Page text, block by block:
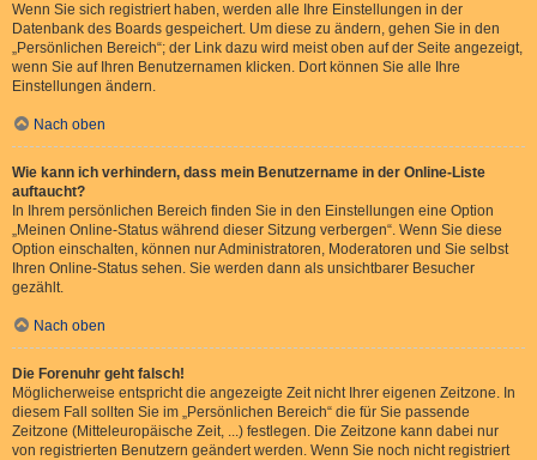
Wenn Sie sich registriert haben, werden alle Ihre Einstellungen in der
Datenbank des Boards gespeichert. Um diese zu ändern, gehen Sie in den
„Persönlichen Bereich“; der Link dazu wird meist oben auf der Seite angezeigt,
wenn Sie auf Ihren Benutzernamen klicken. Dort können Sie alle Ihre
Einstellungen ändern.
Nach oben
Wie kann ich verhindern, dass mein Benutzername in der Online-Liste
auftaucht?
In Ihrem persönlichen Bereich finden Sie in den Einstellungen eine Option
„Meinen Online-Status während dieser Sitzung verbergen“. Wenn Sie diese
Option einschalten, können nur Administratoren, Moderatoren und Sie selbst
Ihren Online-Status sehen. Sie werden dann als unsichtbarer Besucher
gezählt.
Nach oben
Die Forenuhr geht falsch!
Möglicherweise entspricht die angezeigte Zeit nicht Ihrer eigenen Zeitzone. In
diesem Fall sollten Sie im „Persönlichen Bereich“ die für Sie passende
Zeitzone (Mitteleuropäische Zeit, ...) festlegen. Die Zeitzone kann dabei nur
von registrierten Benutzern geändert werden. Wenn Sie noch nicht registriert